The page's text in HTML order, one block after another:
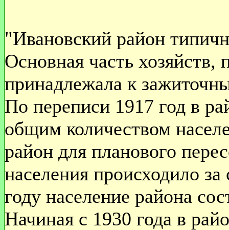
"Ивановский район
Основная часть хозяйств,
принадлежала к
По переписи 1917 год в
общим количеством
район для планового
населения происходило
году население района
Начиная с 1930 года в